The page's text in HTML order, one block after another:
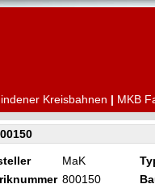
Kreisbahnen | MKB
MaK
800150